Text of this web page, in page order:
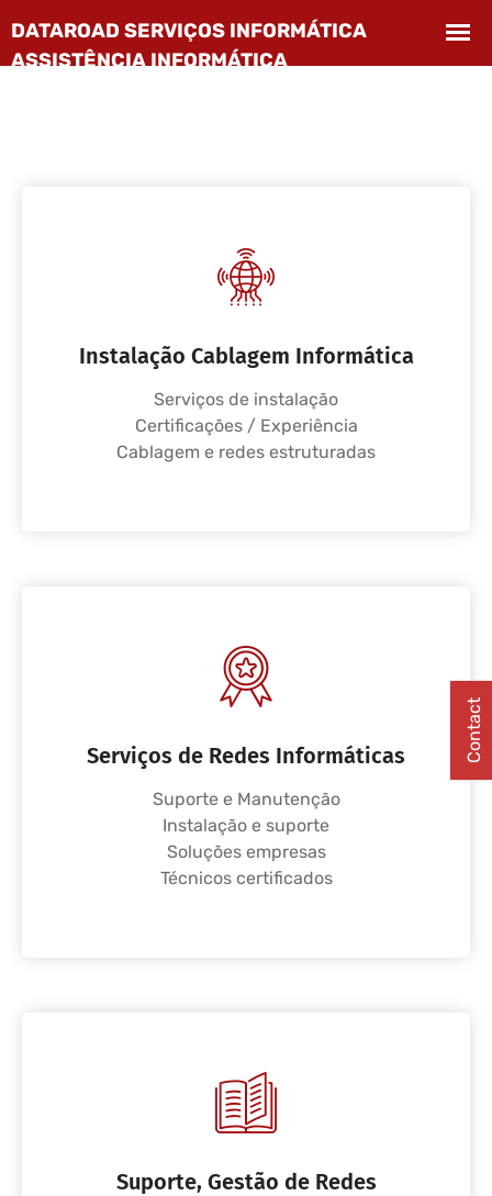
Instalação Cablagem Informática
Serviços de instalação
Certificações / Experiência
Cablagem e redes estruturadas
Serviços de Redes Informáticas
Suporte e Manutenção
Instalação e suporte
Soluções empresas
Técnicos certificados
Suporte, Gestão de Redes
Contact